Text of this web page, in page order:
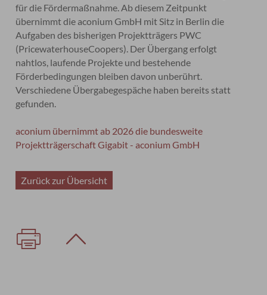
für die Fördermaßnahme. Ab diesem Zeitpunkt
übernimmt die aconium GmbH mit Sitz in Berlin die
Aufgaben des bisherigen Projektträgers PWC
(PricewaterhouseCoopers). Der Übergang erfolgt
nahtlos, laufende Projekte und bestehende
Förderbedingungen bleiben davon unberührt.
Verschiedene Übergabegespäche haben bereits statt
gefunden.
aconium übernimmt ab 2026 die bundesweite
Projektträgerschaft Gigabit - aconium GmbH
Zurück zur Übersicht